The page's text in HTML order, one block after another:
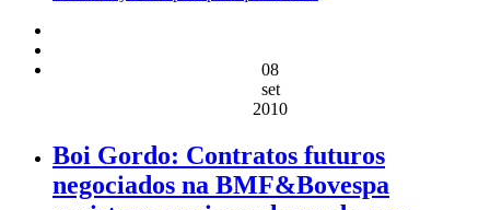
08
set
2010
Boi Gordo: Contratos futuros
negociados na BMF&Bovespa